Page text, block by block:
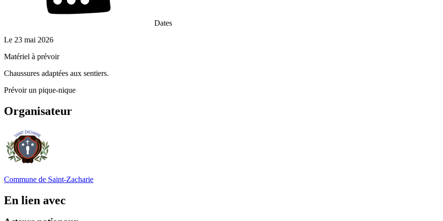
Dates
Le 23 mai 2026
Matériel à prévoir
Chaussures adaptées aux sentiers.
Prévoir un pique-nique
Organisateur
Commune de Saint-Zacharie
En lien avec